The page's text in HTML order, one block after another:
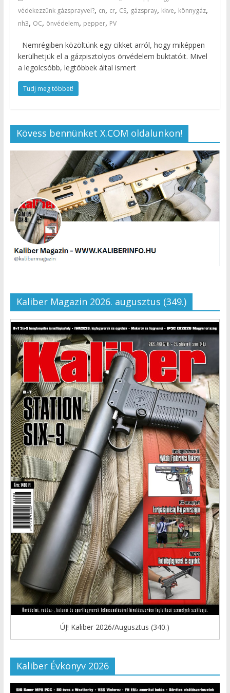
védekezzünk gázsprayvel?, cn, cr, CS, gázspray, kkve, könnygáz,
nh3, OC, önvédelem, pepper, PV
Nemrégiben közöltünk egy cikket arról, hogy miképpen
kerülhetjük el a gázpisztolyos önvédelem buktatóit. Mivel
a legolcsóbb, legtöbbek által ismert
Tudj meg többet!
Kövess bennünket X.COM oldalunkon!
Kaliber Magazin 2026. augusztus (349.)
ÚJ! Kaliber 2026/Augusztus (340.)
Kaliber Évkönyv 2026